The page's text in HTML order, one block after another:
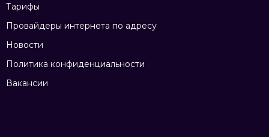
Тарифы
Провайдеры интернета по адресу
Новости
Политика конфиденциальности
Вакансии